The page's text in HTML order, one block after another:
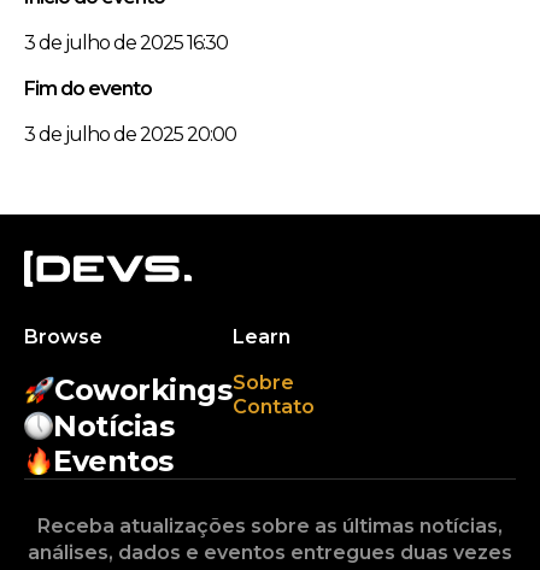
3 de julho de 2025 16:30
Fim do evento
3 de julho de 2025 20:00
Browse
Coworkings
Notícias
Eventos
Learn
Sobre
Contato
Receba atualizações sobre as últimas notícias,
análises, dados e eventos entregues duas vezes